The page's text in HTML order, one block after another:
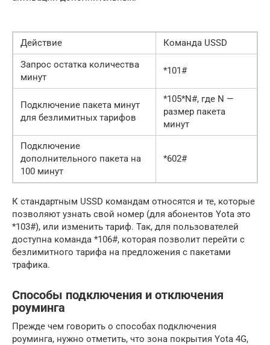
Действие
Команда USSD
Запрос остатка количества
минут
*101#
Подключение пакета минут
для безлимитных тарифов
*105*N#, где N —
размер пакета
минут
Подключение
дополнительного пакета на
100 минут
*602#
К стандартным USSD командам относятся и те, которые
позволяют узнать свой номер (для абонентов Yota это
*103#), или изменить тариф. Так, для пользователей
доступна команда *106#, которая позволит перейти с
безлимитного тарифа на предложения с пакетами
трафика.
Способы подключения и отключения
роуминга
Прежде чем говорить о способах подключения
роуминга, нужно отметить, что зона покрытия Yota 4G,